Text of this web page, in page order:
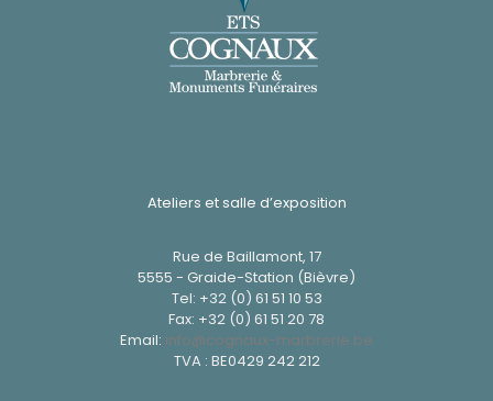
Ateliers et salle d’exposition
Rue de Baillamont, 17
5555 - Graide-Station (Bièvre)
Tel: +32 (0) 61 51 10 53
Fax: +32 (0) 61 51 20 78
Email: info@cognaux-marbrerie.be
TVA : BE0429 242 212